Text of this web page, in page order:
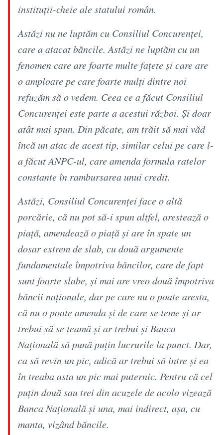
instituţii-cheie ale statului român.
Astăzi nu ne luptăm cu Consiliul Concurenţei,
care a atacat băncile. Astăzi ne luptăm cu un
fenomen care are foarte multe faţete şi care are
o amploare pe care foarte mulţi dintre noi
refuzăm să o vedem. Ceea ce a făcut Consiliul
Concurenţei este parte a acestui război. Şi doar
atât mai spun. Din păcate, am trăit să mai văd
încă un atac de acest tip, similar celui pe care l-
a făcut ANPC-ul, care amenda formula ratelor
constante în rambursarea unui credit.
Astăzi, Consiliul Concurenţei face o altă
porcărie, că nu pot să-i spun altfel, arestează o
piaţă, amendează o piaţă şi are în spate un
dosar extrem de slab, cu două argumente
fundamentale împotriva băncilor, care de fapt
sunt foarte slabe, şi mai are vreo două împotriva
băncii naţionale, dar pe care nu o poate aresta,
că nu o poate amenda şi de care se teme şi ar
trebui să se teamă şi ar trebui şi Banca
Naţională să pună puţin lucrurile la punct. Dar,
ca să revin un pic, adică ar trebui să intre şi ea
în treaba asta un pic mai puternic. Pentru că cel
puţin două sau trei din acuzele de acolo vizează
Banca Naţională şi una, mai indirect, aşa, cu
manta, vizând băncile.